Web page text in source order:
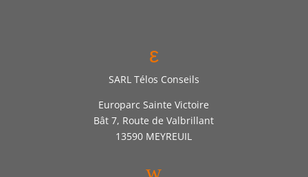
ε
SARL Télos Conseils
Europarc Sainte Victoire
Bât 7, Route de Valbrillant
13590 MEYREUIL